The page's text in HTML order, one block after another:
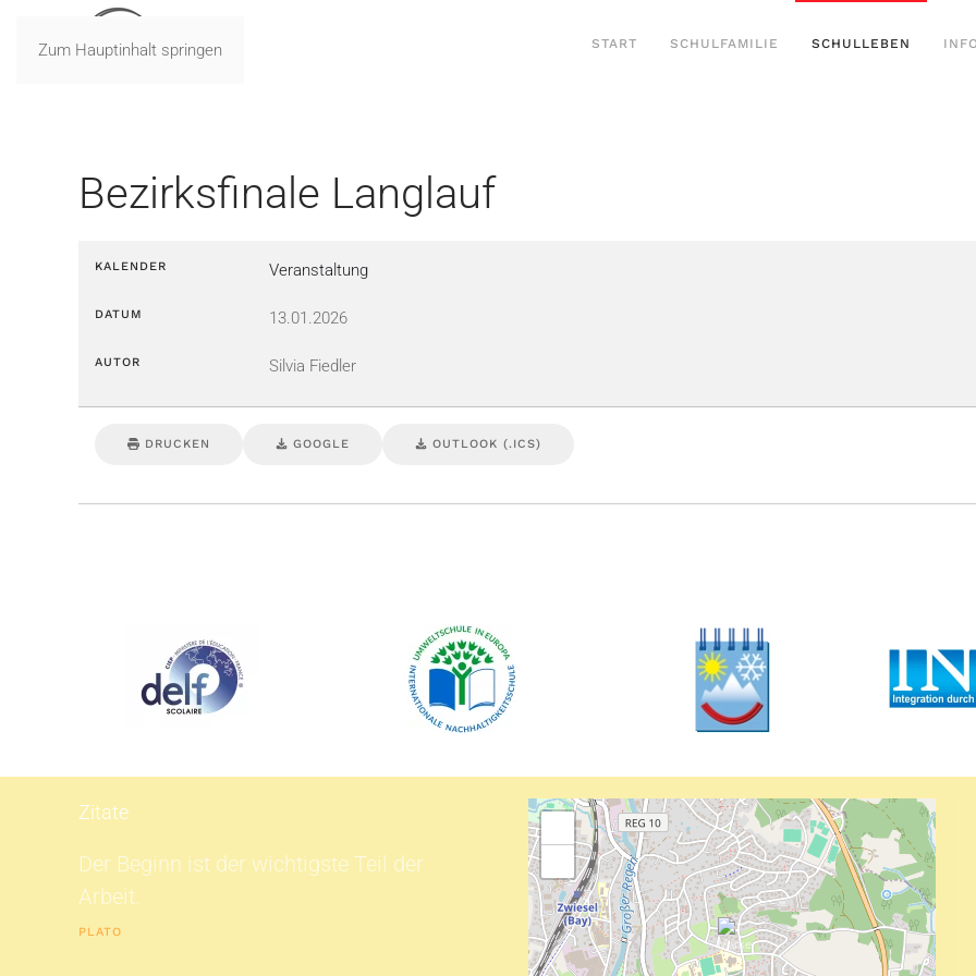
Zum Hauptinhalt springen START SCHULFAMILIE SCHULLEBEN
Bezirksfinale Langlauf
KALENDER Veranstaltung
DATUM 13.01.2026
AUTOR Silvia Fiedler
DRUCKEN GOOGLE OUTLOOK (.ICS)
Zitate
Der Beginn ist der wichtigste Teil der
Arbeit.
PLATO
Es gibt in der Natur nichts, das nicht
unsere Aufmerksamkeit verdient.
ANN JORIS